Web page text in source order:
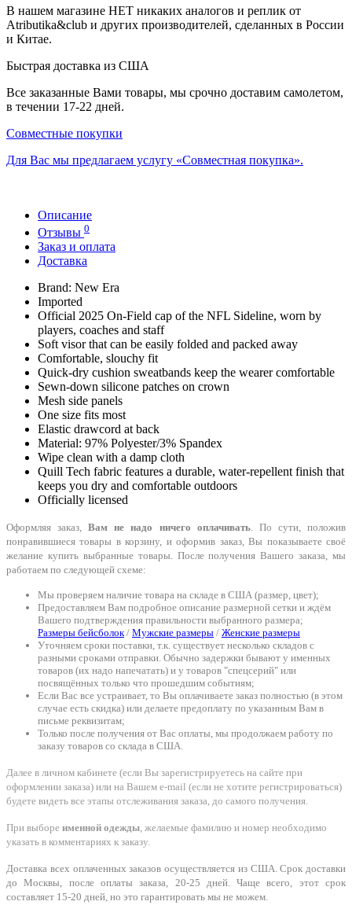
В нашем магазине НЕТ никаких аналогов и реплик от
Atributika&club и других производителей, сделанных в России
и Китае.
Быстрая доставка из США
Все заказанные Вами товары, мы срочно доставим самолетом,
в течении 17-22 дней.
Совместные покупки
Для Вас мы предлагаем услугу «Совместная покупка».
Описание
Отзывы 0
Заказ и оплата
Доставка
Brand: New Era
Imported
Official 2025 On-Field cap of the NFL Sideline, worn by
players, coaches and staff
Soft visor that can be easily folded and packed away
Comfortable, slouchy fit
Quick-dry cushion sweatbands keep the wearer comfortable
Sewn-down silicone patches on crown
Mesh side panels
One size fits most
Elastic drawcord at back
Material: 97% Polyester/3% Spandex
Wipe clean with a damp cloth
Quill Tech fabric features a durable, water-repellent finish that
keeps you dry and comfortable outdoors
Officially licensed
Оформляя заказ,Вам не надо ничего оплачивать. По сути, положив
понравившиеся товары в корзину, и оформив заказ, Вы показываете своё
желание купить выбранные товары. После получения Вашего заказа, мы
работаем по следующей схеме:
Мы проверяем наличие товара на складе в США (размер, цвет);
Предоставляем Вам подробное описание размерной сетки и ждём
Вашего подтверждения правильности выбранного размера;
Размеры бейсболок/ Мужские размеры / Женские размеры
Уточняем сроки поставки, т.к. существует несколько складов с
разными сроками отправки. Обычно задержки бывают у именных
товаров (их надо напечатать) и у товаров "спецсерий" или
посвящённых только что прошедшим событиям;
Если Вас все устраивает, то Вы оплачиваете заказ полностью (в этом
случае есть скидка) или делаете предоплату по указанным Вам в
письме реквизитам;
Только после получения от Вас оплаты, мы продолжаем работу по
заказу товаров со склада в США.
Далее в личном кабинете (если Вы зарегистрируетесь на сайте при
оформлении заказа) или на Вашем e-mail (если не хотите регистрироваться)
будете видеть все этапы отслеживания заказа, до самого получения.
При выборе именной одежды, желаемые фамилию и номер необходимо
указать в комментариях к заказу.
Доставка всех оплаченных заказов осуществляется из США. Срок доставки
до Москвы, после оплаты заказа, 20-25 дней. Чаще всего, этот срок
составляет 15-20 дней, но это гарантировать мы не можем.